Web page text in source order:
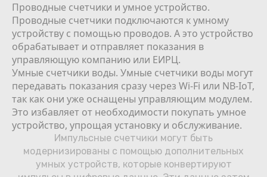
Проводные счетчики и умное устройство.
Проводные счетчики подключаются к умному
устройству с помощью проводов. А это устройство
обрабатывает и отправляет показания в
управляющую компанию или ЕИРЦ.
Умные счетчики воды. Умные счетчики воды могут
передавать показания сразу через Wi-Fi или NB-IoT,
так как они уже оснащены управляющим модулем.
Это избавляет от необходимости покупать умное
устройство, упрощая установку и обслуживание.
Импульсные счетчики могут быть
модернизированы с помощью дополнительных
умных устройств, которые конвертируют